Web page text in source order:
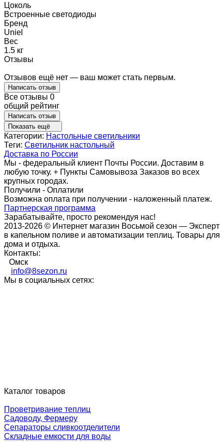
Цоколь
Встроенные светодиоды
Бренд
Uniel
Вес
1.5 кг
Отзывы
Отзывов ещё нет — ваш может стать первым.
Написать отзыв
Все отзывы 0
общий рейтинг
Написать отзыв
Показать ещё
Категории: Настольные светильники
Теги: Светильник настольный
Доставка по России
Мы - федеральный клиент Почты России. Доставим в
любую точку. + Пункты Самовывоза Заказов во всех
крупных городах.
Получили - Оплатили
Возможна оплата при получении - наложенный платеж.
Партнерская программа
Зарабатывайте, просто рекомендуя нас!
2013-2026 © Интернет магазин Восьмой сезон — Эксперт
в капельном поливе и автоматизации теплиц. Товары для
дома и отдыха.
Контакты:
Омск
info@8sezon.ru
Мы в социальных сетях:
Каталог товаров
Проветривание теплиц
Садоводу, Фермеру
Сепараторы сливкоотделители
Складные емкости для воды